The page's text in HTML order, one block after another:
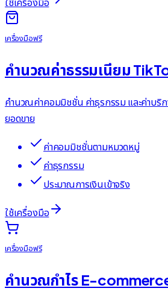
เครื่องมือฟรี
คำนวณค่าธรรมเนียม
คำนวณค่าคอมมิชชั่น ค่าธุรกรรม และค่าบริ
ยอดขาย
ค่าคอมมิชชั่นตามหมวดหมู่
ค่าธุรกรรม
ประมาณการเงินเข้าจริง
ใช้เครื่องมือ
เครื่องมือฟรี
คำนวณกำไร E-